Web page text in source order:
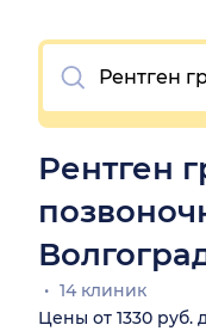
Очистить
Рентген
14 клиник
Цены от 1330 руб.